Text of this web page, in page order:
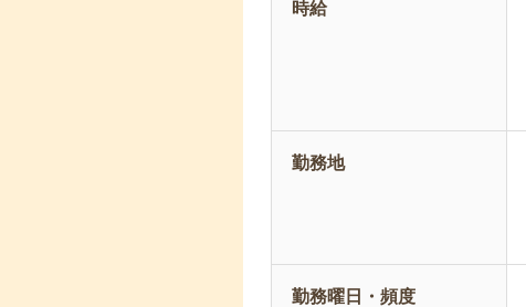
時給
勤務地
勤務曜日・頻度